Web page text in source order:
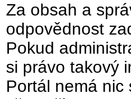
Za obsah a
odpovědnost
Pokud
si právo takový
Portál nemá